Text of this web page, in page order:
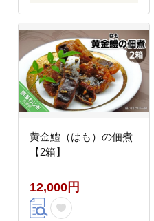
黄金鱧（はも）の佃煮
【2箱】
12,000円